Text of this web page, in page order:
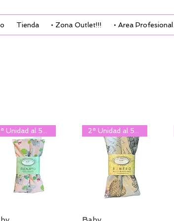
Tienda • Zona Outlet!!! • Area Profesional